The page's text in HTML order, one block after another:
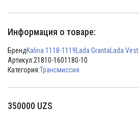
Информация о товаре:
БрендKalina 1118-1119 Lada Granta Lada
Артикул:21810-1601180-10
Категория:Трансмиссия
350000 UZS